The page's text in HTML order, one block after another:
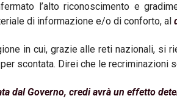
l’alto riconoscimento e
di informazione e/o di conforto, al
in cui, grazie alle reti nazionali, si
scontata. Direi che le recriminazioni
dal Governo, credi avrà un effetto